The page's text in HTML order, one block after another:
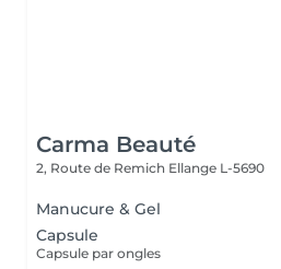
Carma Beauté
2, Route de Remich Ellange L-5690
Manucure & Gel
Capsule
Capsule par ongles